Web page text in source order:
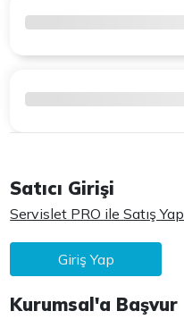
Satıcı Girişi
Servislet PRO ile Satış Yap
Giriş Yap
Kurumsal'a Başvur